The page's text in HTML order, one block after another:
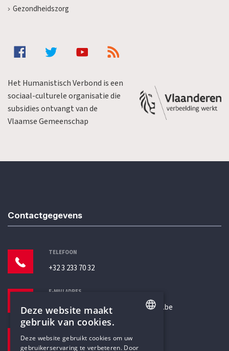
Gezondheidszorg
Het Humanistisch Verbond is een
sociaal-culturele organisatie die
subsidies ontvangt van de
Vlaamse Gemeenschap
Contactgegevens
TELEFOON
+32 3 233 70 32
E-MAILADRES
secretariaat@humanistischverbond.be
Pottenbrug 4 DUTCH
Deze website maakt
gebruik van cookies.
Deze website gebruikt cookies om uw
gebruikerservaring te verbeteren. Door